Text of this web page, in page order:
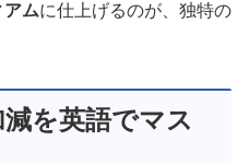
アムに仕上げるのが、独特の
を英語でマス